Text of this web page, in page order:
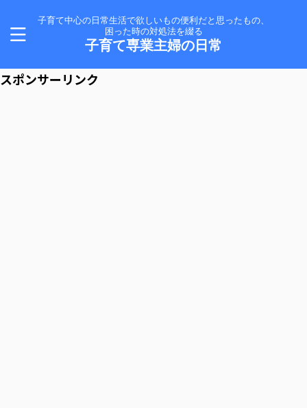
子育て中心の日常生活で欲しいもの便利だと思ったもの、
困った時の対処法を綴る
子育て専業主婦の日常
スポンサーリンク